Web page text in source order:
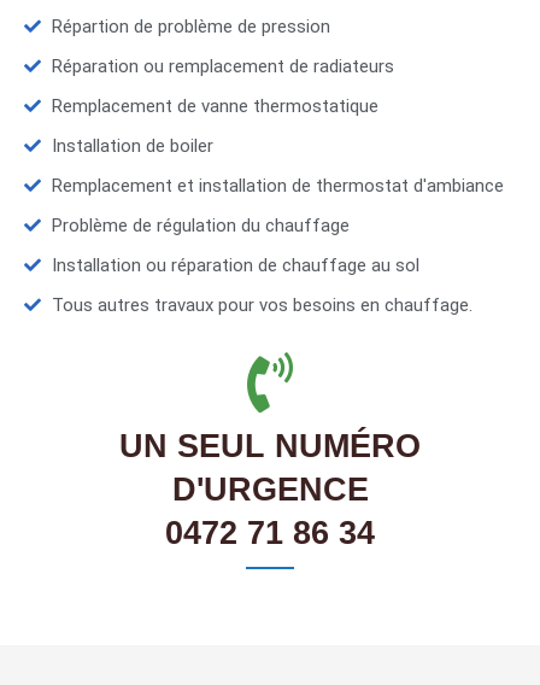
Répartion de problème de pression
Réparation ou remplacement de radiateurs
Remplacement de vanne thermostatique
Installation de boiler
Remplacement et installation de thermostat d'ambiance
Problème de régulation du chauffage
Installation ou réparation de chauffage au sol
Tous autres travaux pour vos besoins en chauffage.
UN SEUL NUMÉRO
D'URGENCE
0472 71 86 34